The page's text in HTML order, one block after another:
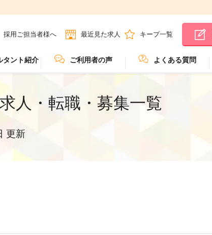
採用ご担当者様へ 最近見た求人 キープ一覧
タント紹介 ご利用者の声 よくある質問
人・転職・募集一覧
更新